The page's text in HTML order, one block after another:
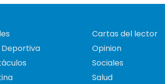
Deportiva
Cartas del lector
Opinion
Sociales
Salud